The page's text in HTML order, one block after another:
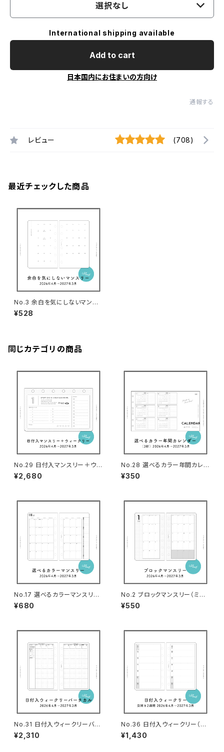
選択なし
International shipping available
Add to cart
日本国内にお住まいの方向け
通報する
レビュー (708)
最近チェックした商品
No.3 余白を気にしないマンス
リー（ミニ6サイズ）
¥528
同じカテゴリの商品
No.29 日付入マンスリー＋ウィ
ークリー（ミニ6サイズ）
¥2,680
No.28 選べるカラー年間カレン
ダー（3折・ミニ6サイズ）
¥350
No.17 選べるカラーマンスリー
（ミニ6サイズ）
¥680
No.2 ブロックマンスリー（ミニ6
サイズ）
¥550
No.31 日付入ウィークリーバー
チカル（ミニ6サイズ）
¥2,310
No.36 日付入ウィークリー（見
開き2週間・ミニ6サイズ）
¥1,430